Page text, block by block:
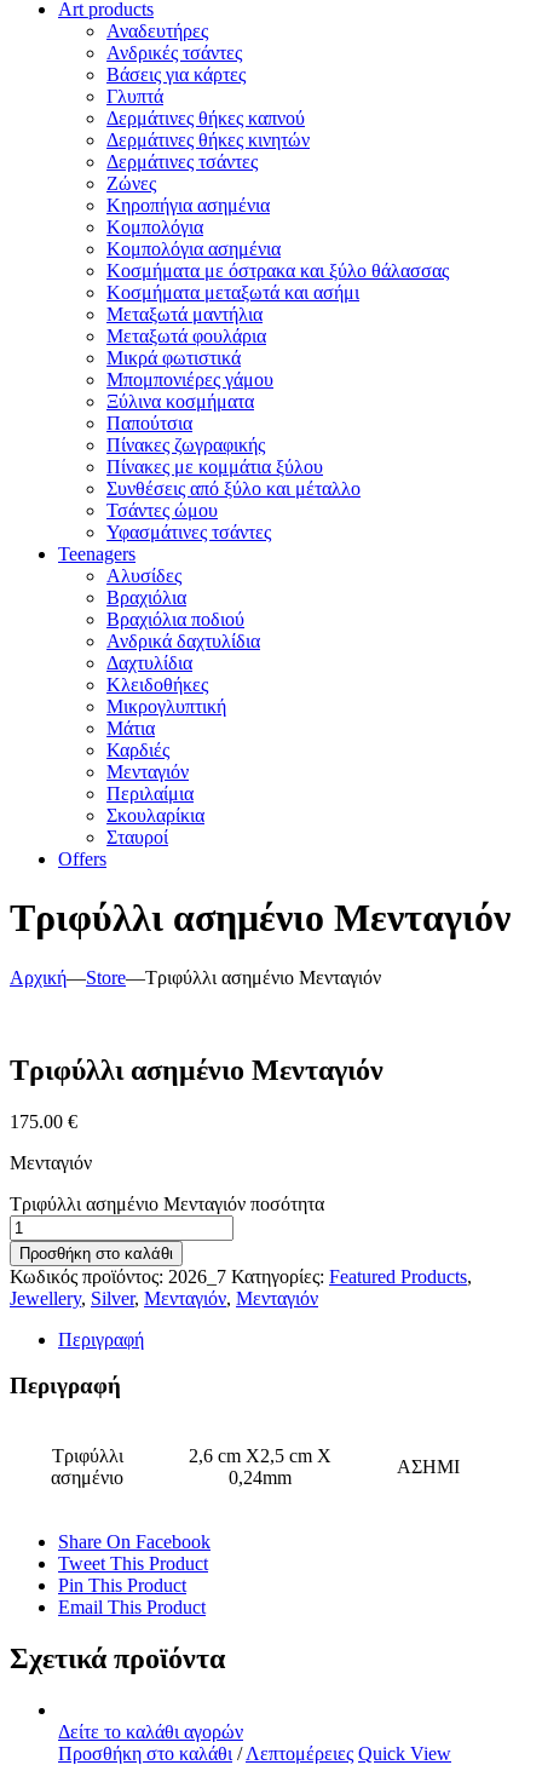
Art products
Αναδευτήρες
Ανδρικές τσάντες
Βάσεις για κάρτες
Γλυπτά
Δερμάτινες θήκες καπνού
Δερμάτινες θήκες κινητών
Δερμάτινες τσάντες
Ζώνες
Κηροπήγια ασημένια
Κομπολόγια
Κομπολόγια ασημένια
Κοσμήματα με όστρακα και ξύλο θάλασσας
Κοσμήματα μεταξωτά και ασήμι
Μεταξωτά μαντήλια
Μεταξωτά φουλάρια
Μικρά φωτιστικά
Μπομπονιέρες γάμου
Ξύλινα κοσμήματα
Παπούτσια
Πίνακες ζωγραφικής
Πίνακες με κομμάτια ξύλου
Συνθέσεις από ξύλο και μέταλλο
Τσάντες ώμου
Υφασμάτινες τσάντες
Teenagers
Αλυσίδες
Βραχιόλια
Βραχιόλια ποδιού
Ανδρικά δαχτυλίδια
Δαχτυλίδια
Κλειδοθήκες
Μικρογλυπτική
Μάτια
Καρδιές
Μενταγιόν
Περιλαίμια
Σκουλαρίκια
Σταυροί
Offers
Τριφύλλι ασημένιο Μενταγιόν
Αρχική—Store—Τριφύλλι ασημένιο Μενταγιόν
Τριφύλλι ασημένιο Μενταγιόν
175.00 €
Μενταγιόν
Τριφύλλι ασημένιο Μενταγιόν ποσότητα
Προσθήκη στο καλάθι
Κωδικός προϊόντος: 2026_7 Κατηγορίες: Featured Products,
Jewellery, Silver, Μενταγιόν, Μενταγιόν
Περιγραφή
Περιγραφή
Τριφύλλι
ασημένιο
2,6 cm Χ2,5 cm X
0,24mm
ΑΣΗΜΙ
Share On Facebook
Tweet This Product
Pin This Product
Email This Product
Σχετικά προϊόντα
Δείτε το καλάθι αγορών
Προσθήκη στο καλάθι / Λεπτομέρειες Quick View